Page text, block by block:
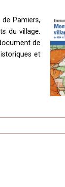
Pamiers,
du village.
de
et